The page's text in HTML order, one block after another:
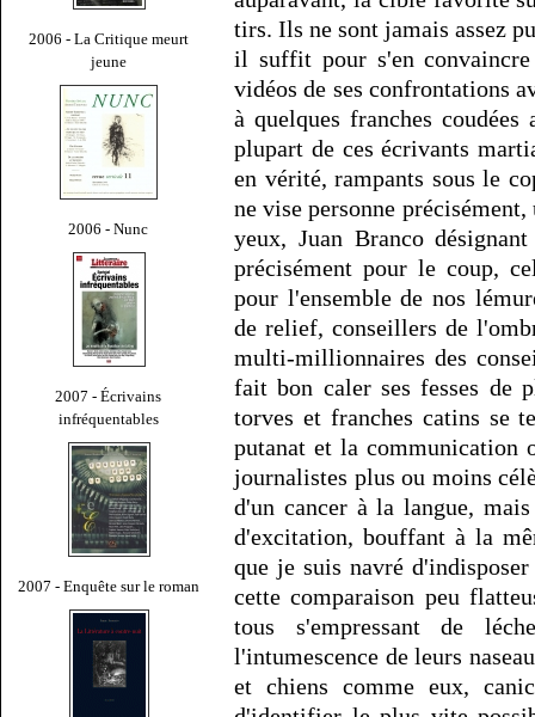
2006 - La Critique meurt
jeune
2006 - Nunc
2007 - Écrivains
infréquentables
2007 - Enquête sur le roman
tirs. Ils ne sont jamais assez
il suffit pour s'en
vidéos de ses confrontations
à quelques franches
plupart de ces écrivants
en vérité, rampants sous le
ne vise personne
yeux, Juan Branco
précisément pour le coup,
pour l'ensemble de nos
de relief, conseillers de
multi-millionnaires des
fait bon caler ses fesses de
torves et franches catins se
putanat et la communication
journalistes plus ou moins
d'un cancer à la langue,
d'excitation, bouffant à la
que je suis navré
cette comparaison peu
tous s'empressant de
l'intumescence de leurs
et chiens comme eux,